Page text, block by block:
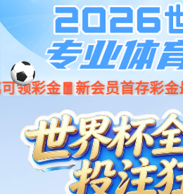
好博体育-
维修案